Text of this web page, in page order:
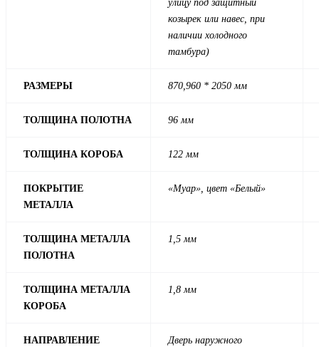
улицу под защитный
козырек или навес, при
наличии холодного
тамбура)
РАЗМЕРЫ 870,960 * 2050 мм
ТОЛЩИНА ПОЛОТНА 96 мм
ТОЛЩИНА КОРОБА 122 мм
ПОКРЫТИЕ
МЕТАЛЛА
«Муар», цвет «Белый»
ТОЛЩИНА МЕТАЛЛА
ПОЛОТНА
1,5 мм
ТОЛЩИНА МЕТАЛЛА
КОРОБА
1,8 мм
НАПРАВЛЕНИЕ
Дверь наружного